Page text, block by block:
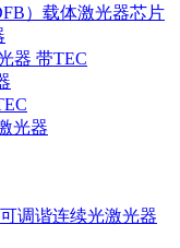
）载体激光器芯片
器 带TEC
光器
调谐连续光激光器